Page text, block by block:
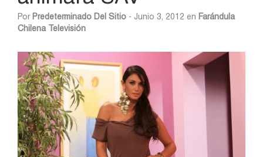
Por Predeterminado Del Sitio - Junio 3, 2012 en Farándula
Chilena Televisión